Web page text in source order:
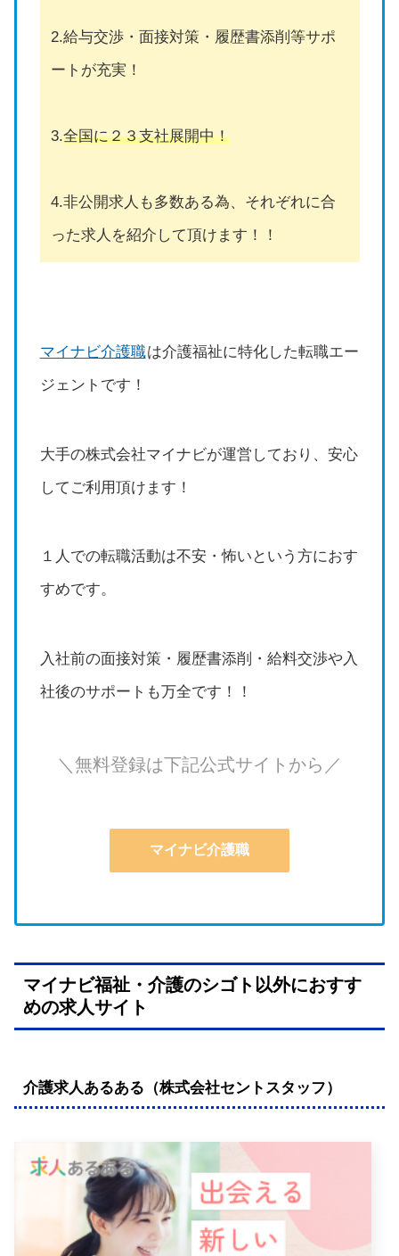
2.給与交渉・面接対策・履歴書添削等サポ
ートが充実！
3.全国に２３支社展開中！
4.非公開求人も多数ある為、それぞれに合
った求人を紹介して頂けます！！
マイナビ介護職は介護福祉に特化した転職エー
ジェントです！
大手の株式会社マイナビが運営しており、安心
してご利用頂けます！
１人での転職活動は不安・怖いという方におす
すめです。
入社前の面接対策・履歴書添削・給料交渉や入
社後のサポートも万全です！！
＼無料登録は下記公式サイトから／
マイナビ介護職
マイナビ福祉・介護のシゴト以外におすす
めの求人サイト
介護求人あるある（株式会社セントスタッフ）